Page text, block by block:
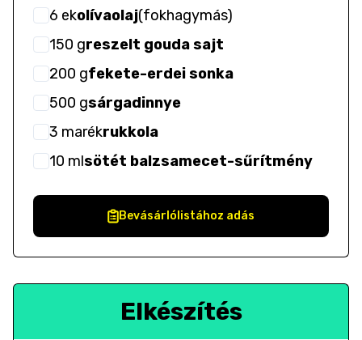
6 ekolívaolaj(fokhagymás)
150 greszelt gouda sajt
200 gfekete-erdei sonka
500 gsárgadinnye
3 marékrukkola
10 mlsötét balzsamecet-sűrítmény
Bevásárlólistához adás
Elkészítés